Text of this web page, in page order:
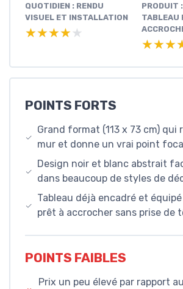
QUOTIDIEN : RENDU
VISUEL ET INSTALLATION
★★★★★
★★★★★
PRODUIT
TABLEAU
POINTS FORTS
Grand format (113 x 73 cm) qui
mur et donne un vrai point
Design noir et blanc abstrait
dans beaucoup de styles de
Tableau déjà encadré et
prêt à accrocher sans prise de
POINTS FAIBLES
Prix un peu élevé par rapport